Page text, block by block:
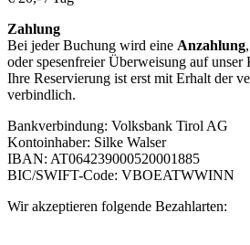
Zahlung
Bei jeder Buchung wird eine Anzahlung
oder spesenfreier Überweisung auf
Ihre Reservierung ist erst mit Erhalt der
verbindlich.
Bankverbindung: Volksbank Tirol AG
Kontoinhaber: Silke Walser
IBAN: AT064239000520001885
BIC/SWIFT-Code: VBOEATWWINN
Wir akzeptieren folgende Bezahlarten: